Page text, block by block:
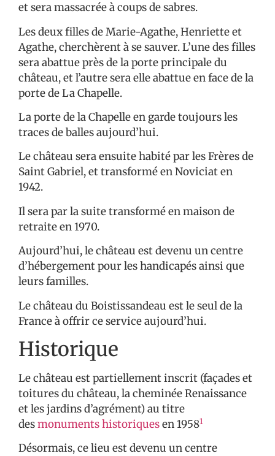
et sera massacrée à coups de sabres.
Les deux filles de Marie-Agathe, Henriette et
Agathe, cherchèrent à se sauver. L’une des filles
sera abattue près de la porte principale du
château, et l’autre sera elle abattue en face de la
porte de La Chapelle.
La porte de la Chapelle en garde toujours les
traces de balles aujourd’hui.
Le château sera ensuite habité par les Frères de
Saint Gabriel, et transformé en Noviciat en
1942.
Il sera par la suite transformé en maison de
retraite en 1970.
Aujourd’hui, le château est devenu un centre
d’hébergement pour les handicapés ainsi que
leurs familles.
Le château du Boistissandeau est le seul de la
France à offrir ce service aujourd’hui.
Historique
Le château est partiellement inscrit (façades et
toitures du château, la cheminée Renaissance
et les jardins d’agrément) au titre
desmonuments historiquesen 19581
Désormais, ce lieu est devenu un centre